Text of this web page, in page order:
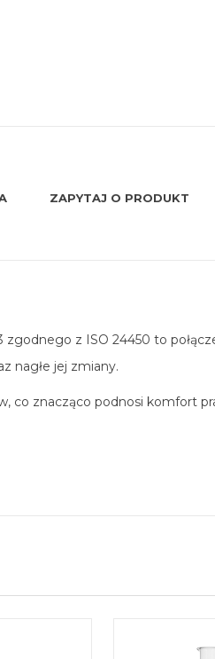
ZAPYTAJ O PRODUKT
z ISO 24450 to
nagłe jej zmiany.
znacząco podnosi komfort